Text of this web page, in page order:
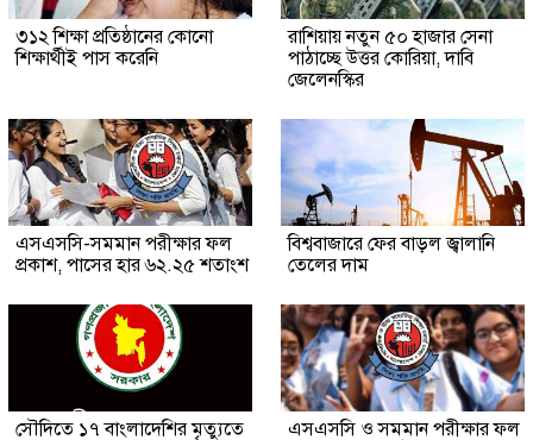
৩১২ শিক্ষা প্রতিষ্ঠানের কোনো
শিক্ষার্থীই পাস করেনি
রাশিয়ায় নতুন ৫০ হাজার সেনা
পাঠাচ্ছে উত্তর কোরিয়া, দাবি
জেলেনস্কির
এসএসসি-সমমান পরীক্ষার ফল
প্রকাশ, পাসের হার ৬২.২৫ শতাংশ
বিশ্ববাজারে ফের বাড়ল জ্বালানি
তেলের দাম
সৌ‌দিতে ১৭ বাংলাদেশির মৃত্যুতে
এসএসসি ও সমমান পরীক্ষার ফল